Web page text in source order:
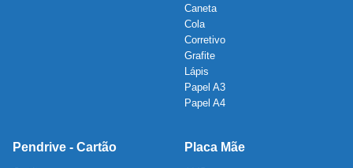
Caneta
Cola
Corretivo
Grafite
Lápis
Papel A3
Papel A4
Pendrive - Cartão Placa Mãe